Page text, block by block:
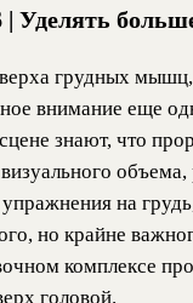
| Уделять
грудных
внимание еще
знают, что
на
но крайне
комплексе
головой.